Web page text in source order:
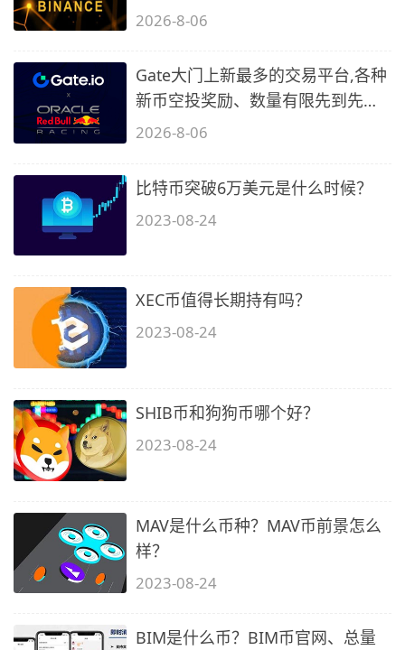
2)
2026-8-06
Gate大门上新最多的交易平台,各种
新币空投奖励、数量有限先到先
得…
2026-8-06
比特币突破6万美元是什么时候？
2023-08-24
XEC币值得长期持有吗？
2023-08-24
SHIB币和狗狗币哪个好？
2023-08-24
MAV是什么币种？MAV币前景怎么
样？
2023-08-24
BIM是什么币？BIM币官网、总量